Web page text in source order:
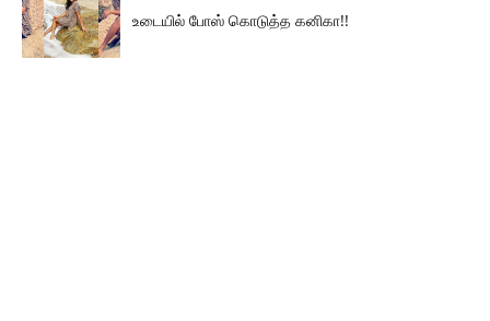
உடையில் போஸ் கொடுத்த கனிகா!!